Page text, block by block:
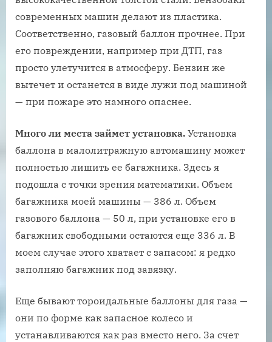
современных машин делают из пластика.
Соответственно, газовый баллон прочнее. При
его повреждении, например при ДТП, газ
просто улетучится в атмосферу. Бензин же
вытечет и останется в виде лужи под машиной
— при пожаре это намного опаснее.
Много ли места займет установка. Установка
баллона в малолитражную автомашину может
полностью лишить ее багажника. Здесь я
подошла с точки зрения математики. Объем
багажника моей машины — 386 л. Объем
газового баллона — 50 л, при установке его в
багажник свободными остаются еще 336 л. В
моем случае этого хватает с запасом: я редко
заполняю багажник под завязку.
Еще бывают тороидальные баллоны для газа —
они по форме как запасное колесо и
устанавливаются как раз вместо него. За счет